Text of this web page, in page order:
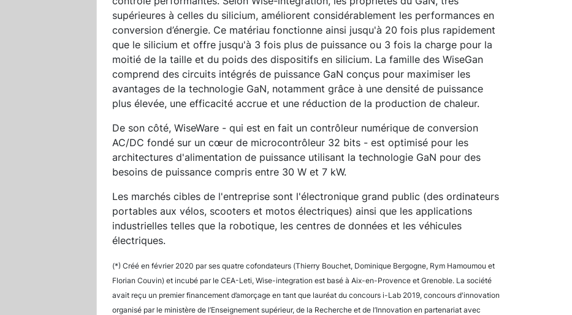
supérieures à celles du silicium, améliorent considérablement les performances en
conversion d’énergie. Ce matériau fonctionne ainsi jusqu'à 20 fois plus rapidement
que le silicium et offre jusqu'à 3 fois plus de puissance ou 3 fois la charge pour la
moitié de la taille et du poids des dispositifs en silicium. La famille des WiseGan
comprend des circuits intégrés de puissance GaN conçus pour maximiser les
avantages de la technologie GaN, notamment grâce à une densité de puissance
plus élevée, une efficacité accrue et une réduction de la production de chaleur.
De son côté, WiseWare - qui est en fait un contrôleur numérique de conversion
AC/DC fondé sur un cœur de microcontrôleur 32 bits - est optimisé pour les
architectures d'alimentation de puissance utilisant la technologie GaN pour des
besoins de puissance compris entre 30 W et 7 kW.
Les marchés cibles de l'entreprise sont l'électronique grand public (des ordinateurs
portables aux vélos, scooters et motos électriques) ainsi que les applications
industrielles telles que la robotique, les centres de données et les véhicules
électriques.
(*) Créé en février 2020 par ses quatre cofondateurs (Thierry Bouchet, Dominique Bergogne, Rym Hamoumou et
Florian Couvin) et incubé par le CEA-Leti, Wise-integration est basé à Aix-en-Provence et Grenoble. La société
avait reçu un premier financement d’amorçage en tant que lauréat du concours i-Lab 2019, concours d'innovation
organisé par le ministère de l’Enseignement supérieur, de la Recherche et de l’Innovation en partenariat avec